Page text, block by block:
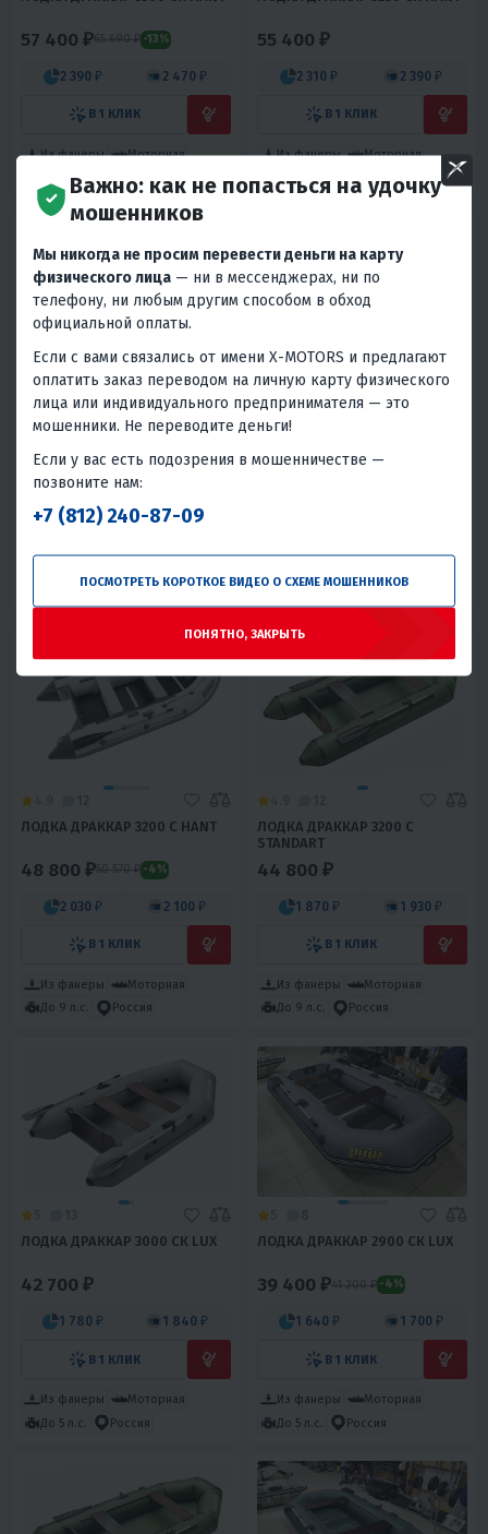
57 400 ₽65 690 ₽ -13%
2 390 ₽ 2 470 ₽
В 1 КЛИК
Из фанеры
Моторная
До 10 л.с.
55 400 ₽
2 310 ₽ 2 390 ₽
В 1 КЛИК
Из фанеры
Моторная
5 8
ЛОДКА ДРАККАР 3100 СК HANT
54 900 ₽
2 290 ₽
В 1 КЛИК
5 10
ЛОДКА ДРАККАР 3350 С HANT
49 800 ₽57 910 ₽
ЛОДКА ДРАККАР 3200 С HANT
48 800 ₽50 570 ₽ -4%
2 030 ₽ 2 100 ₽
В 1 КЛИК
Из фанеры
Моторная
До 9 л.с.
Россия
ЛОДКА ДРАККАР 3200 С
STANDART
44 800 ₽
1 870 ₽ 1 930 ₽
В 1 КЛИК
Из фанеры
Моторная
До 9 л.с.
Россия
ЛОДКА ДРАККАР 3000 СК LUX
42 700 ₽
1 780 ₽ 1 840 ₽
В 1 КЛИК
Из фанеры
Моторная
До 5 л.с.
Россия
ЛОДКА ДРАККАР 2900 СК LUX
39 400 ₽41 200 ₽ -4%
1 640 ₽ 1 700 ₽
В 1 КЛИК
Из фанеры
Моторная
До 5 л.с.
Россия
Важно: как не попасться на удочку
мошенников
Мы никогда не просим перевести деньги на карту
физического лица — ни в мессенджерах, ни по
телефону, ни любым другим способом в обход
официальной оплаты.
Если с вами связались от имени X-MOTORS и предлагают
оплатить заказ переводом на личную карту физического
лица или индивидуального предпринимателя — это
мошенники. Не переводите деньги!
Если у вас есть подозрения в мошенничестве —
позвоните нам:
+7 (812) 240-87-09
ПОСМОТРЕТЬ КОРОТКОЕ ВИДЕО О СХЕМЕ МОШЕННИКОВ
ПОНЯТНО, ЗАКРЫТЬ